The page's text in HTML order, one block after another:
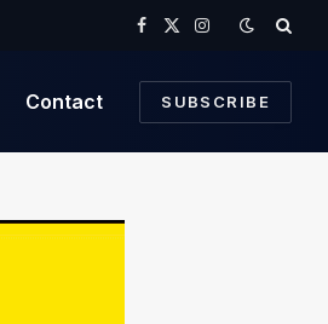
Facebook
X
Instagram
Contact SUBSCRIBE